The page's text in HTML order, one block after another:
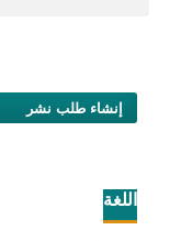
إنشاء طلب نشر
اللغة